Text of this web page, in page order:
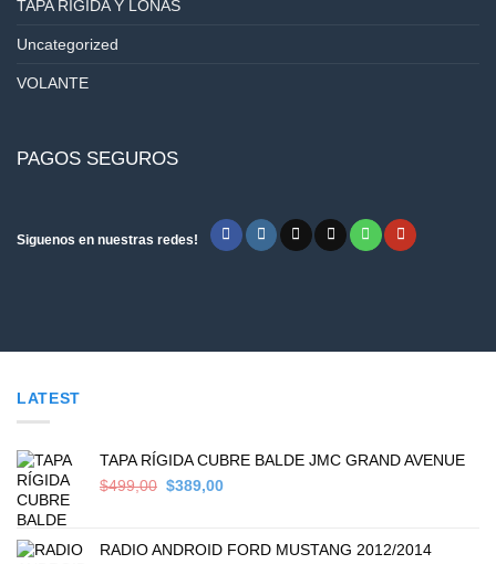
TAPA RÍGIDA Y LONAS
Uncategorized
VOLANTE
PAGOS SEGUROS
Siguenos en nuestras redes!
LATEST
TAPA RÍGIDA CUBRE BALDE JMC GRAND AVENUE
$499,00 Original
$499,00.
$389,00Current
$389,00.
RADIO ANDROID FORD MUSTANG 2012/2014